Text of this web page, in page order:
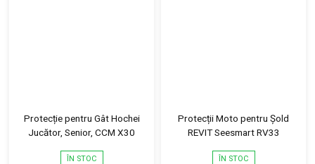
Protecție pentru Gât Hochei
Jucător, Senior, CCM X30
ÎN STOC
Protecții Moto pentru Șold
REVIT Seesmart RV33
ÎN STOC